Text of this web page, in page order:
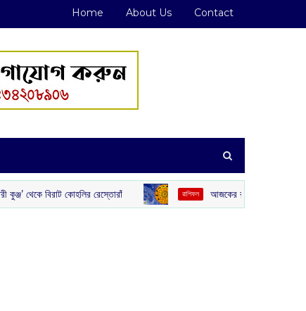
Home About Us Contact
রেস্তোরাঁ রাশিফল আজকের রাশিফল :‌ ‌‌৭ আগস্ট, ২০২৬